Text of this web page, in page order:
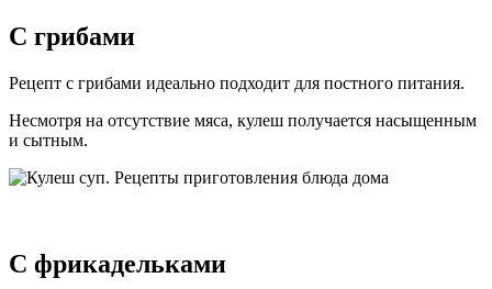
С грибами
Рецепт с грибами идеально подходит для постного питания.
Несмотря на отсутствие мяса, кулеш получается насыщенным
и сытным.
С фрикадельками